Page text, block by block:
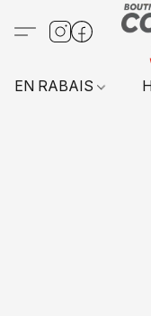
EN RABAIS